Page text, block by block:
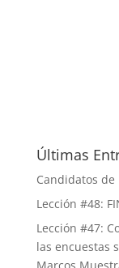
Últimas
Candidatos de
Lección #48:
Lección #47:
las encuestas